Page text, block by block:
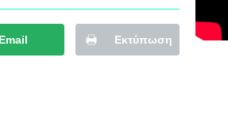
Email Εκτύπωση